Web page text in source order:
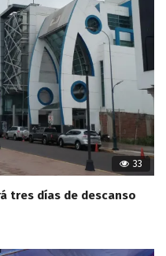
33
tres días de descanso